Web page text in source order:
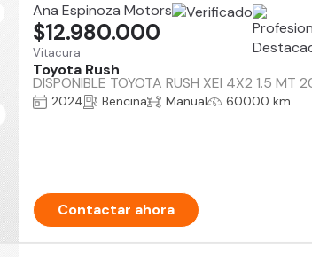
Ana Espinoza Motors
Vitacura
Toyota Rush
DISPONIBLE TOYOTA RUSH XEI 4X2 1.5
$12.980.000
2024 Bencina Manual 60000 km
Contactar ahora